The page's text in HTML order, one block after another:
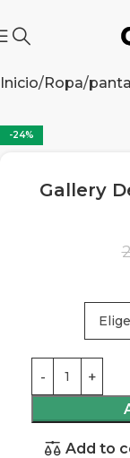
Inicio Ropa
-24%
Gallery
Add to